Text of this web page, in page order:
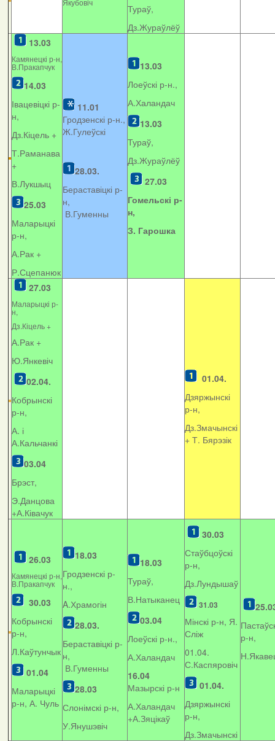
Якубовіч
Тураў,
Дз.Жураўлёў
13.03
Камянецкі р-н,
В.Пракапчук
14.03
Івацевіцкі р-
н,
Дз.Кіцель +
Т.Раманава
+
В.Лукшыц
25.03
Маларыцкі
р-н,
А.Рак +
Р.Сцепанюк
11.01
Гродзенскі р-н.,
Ж.Гулеўскі
28.03.
Бераставіцкі р-
н,
В.Гуменны
13.03
Лоеўскі р-н.,
А.Халандач
13.03
Тураў,
Дз.Жураўлёў
27.03
Гомельскі р-
н,
З. Гарошка
27.03
Маларыцкі р-
н,
Дз.Кіцель +
А.Рак +
Ю.Янкевіч
02.04.
Кобрынскі
р-н,
А. і
А.Кальчанкі
03.04
Брэст,
Э.Данцова
+А.Ківачук
01.04.
Дзяржынскі
р-н,
Дз.Змачынскі
+ Т. Бярэзік
26.03
Камянецкі р-н,
В.Пракапчук
30.03
Кобрынскі
р-н,
Л.Каўтунчык
01.04
Маларыцкі
р-н, А. Чуль
18.03
Гродзенскі р-
н.,
A.Храмогін
28.03.
Бераставіцкі р-
н,
В.Гуменны
28.03
Слонімскі р-н,
У.Янушэвіч
18.03
Тураў,
В.Натыканец
03.04
Лоеўскі р-н.,
А.Халандач
16.04
Мазырскі р-н
А.Халандач
+А.Зяцікаў
30.03
Стаўбцоўскі
р-н,
Дз.Лундышаў
31.03
Мінскі р-н, Я.
Сліж
01.04.
С.Каспяровіч
01.04.
Дзяржынскі
р-н,
Дз.Змачынскі
р-н,